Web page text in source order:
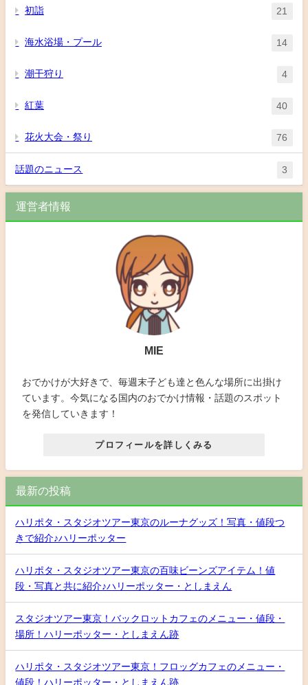
初詣 21
海水浴場・プール 14
潮干狩り 4
紅葉 40
花火大会・祭り 76
話題のニュース 3
運営者情報
MIE
おでかけが大好きで、毎週末子ども達と色んな場所に出掛け
ています。今気になる国内のおでかけ情報・話題のスポット
を発信していきます！
プロフィールを詳しくみる
最新の投稿
ハリポタ・スタジオツアー東京のルーナグッズ！写真・値段つ
きで紹介♪ハリーポッター
ハリポタ・スタジオツアー東京の百味ビーンズアイテム！値
段・写真と共に紹介♪ハリーポッター・としまえん
スタジオツアー東京！バックロットカフェのメニュー・値段・
場所！ハリーポッター・としまえん跡
ハリポタ・スタジオツアー東京！フロッグカフェのメニュー・
値段！ハリーポッター・としまえん跡